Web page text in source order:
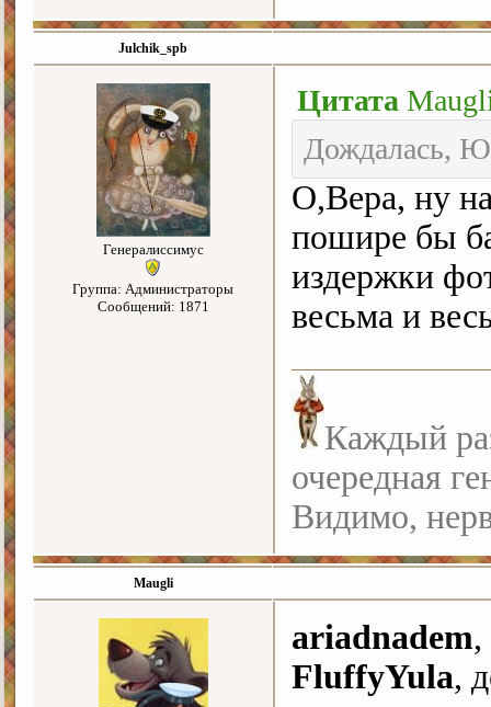
Julchik_spb
Генералиссимус
Группа: Администраторы
Сообщений: 1871
Цитата
Дождалась,
О,Вера, ну
пошире бы
издержки
весьма и
Каждый
очередная
Видимо,
Maugli
ariadnadem,
FluffyYula,